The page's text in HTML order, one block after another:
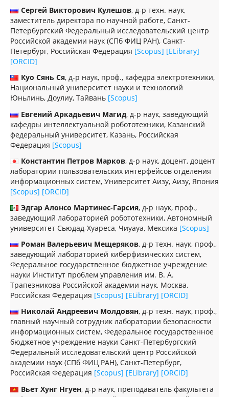
Сергей Викторович Кулешов, д-р техн. наук,
заместитель директора по научной работе, Санкт-
Петербургский Федеральный исследовательский центр
Российской академии наук (СПб ФИЦ РАН), Санкт-
Петербург, Российская Федерация [Scopus] [ELibrary]
[ORCID]
Куо Сянь Ся, д-р наук, проф., кафедра электротехники,
Национальный университет науки и технологий
Юньлинь, Доулиу, Тайвань [Scopus]
Евгений Аркадьевич Магид, д-р наук, заведующий
кафедры интеллектуальной робототехники, Казанский
федеральный университет, Казань, Российская
Федерация [Scopus]
Константин Петров Марков, д-р наук, доцент, доцент
лаборатории пользовательских интерфейсов отделения
информационных систем, Университет Аизу, Аизу, Япония
[Scopus] [ORCID]
Эдгар Алонсо Мартинес-Гарсия, д-р наук, проф.,
заведующий лабораторией робототехники, Автономный
университет Сьюдад-Хуареса, Чиуауа, Мексика [Scopus]
Роман Валерьевич Мещеряков, д-р техн. наук, проф.,
заведующий лабораторией киберфизических систем,
Федеральное государственное бюджетное учреждение
науки Институт проблем управления им. В. А.
Трапезникова Российской академии наук, Москва,
Российская Федерация [Scopus] [ELibrary] [ORCID]
Николай Андреевич Молдовян, д-р техн. наук, проф.,
главный научный сотрудник лаборатории безопасности
информационных систем, Федеральное государственное
бюджетное учреждение науки Санкт-Петербургский
Федеральный исследовательский центр Российской
академии наук (СПб ФИЦ РАН), Санкт-Петербург,
Российская Федерация [Scopus] [ELibrary] [ORCID]
Вьет Хунг Нгуен, д-р наук, преподаватель факультета